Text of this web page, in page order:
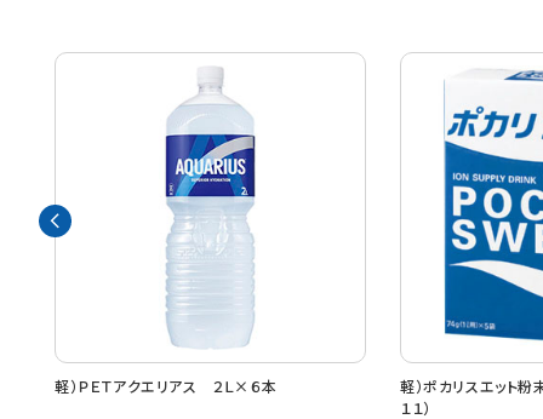
軽）ＰＥＴアクエリアス ２Ｌ×６本
軽）ポカリスエット粉
１１）